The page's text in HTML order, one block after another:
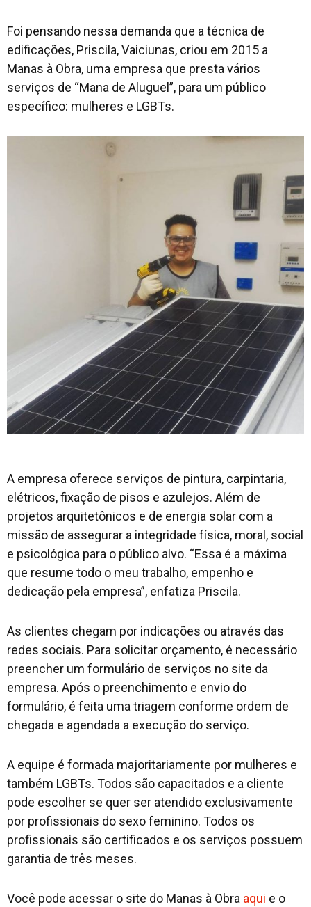
Foi pensando nessa demanda que a técnica de
edificações, Priscila, Vaiciunas, criou em 2015 a
Manas à Obra, uma empresa que presta vários
serviços de “Mana de Aluguel”, para um público
específico: mulheres e LGBTs.
A empresa oferece serviços de pintura, carpintaria,
elétricos, fixação de pisos e azulejos. Além de
projetos arquitetônicos e de energia solar com a
missão de assegurar a integridade física, moral, social
e psicológica para o público alvo. “Essa é a máxima
que resume todo o meu trabalho, empenho e
dedicação pela empresa”, enfatiza Priscila.
As clientes chegam por indicações ou através das
redes sociais. Para solicitar orçamento, é necessário
preencher um formulário de serviços no site da
empresa. Após o preenchimento e envio do
formulário, é feita uma triagem conforme ordem de
chegada e agendada a execução do serviço.
A equipe é formada majoritariamente por mulheres e
também LGBTs. Todos são capacitados e a cliente
pode escolher se quer ser atendido exclusivamente
por profissionais do sexo feminino. Todos os
profissionais são certificados e os serviços possuem
garantia de três meses.
Você pode acessar o site do Manas à Obra aqui e o